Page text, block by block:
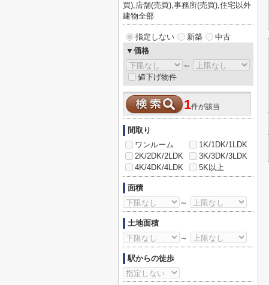
買),店舗(売買),事務所(売買),住宅以外
建物全部
指定しない 新築
中古
▼価格
～
値下げ物件
1件が該当
間取り
ワンルーム
1K/1DK/1LDK
2K/2DK/2LDK
3K/3DK/3LDK
4K/4DK/4LDK
5K以上
面積
～
土地面積
～
駅からの徒歩